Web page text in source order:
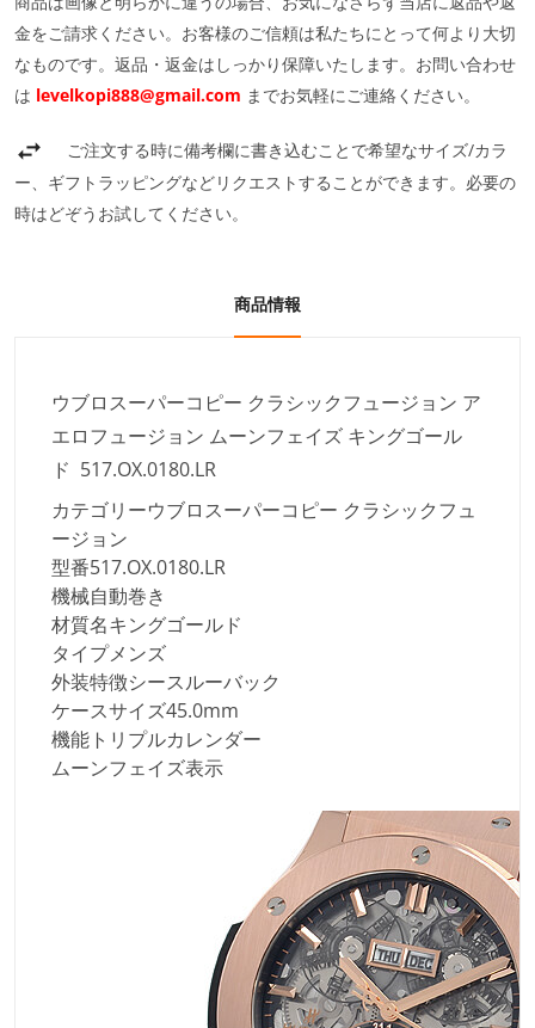
金をご請求ください。お客様のご信頼は私たちにとって何より大切
なものです。返品・返金はしっかり保障いたします。お問い合わせ
は levelkopi888@gmail.com までお気軽にご連絡ください。
ご注文する時に備考欄に書き込むことで希望なサイズ/カラ
ー、ギフトラッピングなどリクエストすることができます。必要の
時はどぞうお試してください。
商品情報
ウブロスーパーコピー クラシックフュージョン ア
エロフュージョン ムーンフェイズ キングゴール
ド 517.OX.0180.LR
カテゴリーウブロスーパーコピー クラシックフュ
ージョン
型番517.OX.0180.LR
機械自動巻き
材質名キングゴールド
タイプメンズ
外装特徴シースルーバック
ケースサイズ45.0mm
機能 トリプルカレンダー
ムーンフェイズ表示